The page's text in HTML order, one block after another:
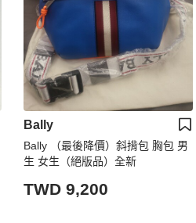
Bally
Bally （最後降價）斜揹包 胸包 男
生 女生（絕版品）全新
TWD 9,200